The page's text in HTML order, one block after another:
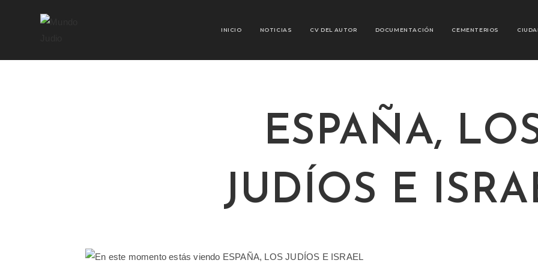
INICIO NOTICIAS CV DEL AUTOR DOCUMENTACIÓN CEMENTERIOS
ESPAÑA,
JUDÍOS E